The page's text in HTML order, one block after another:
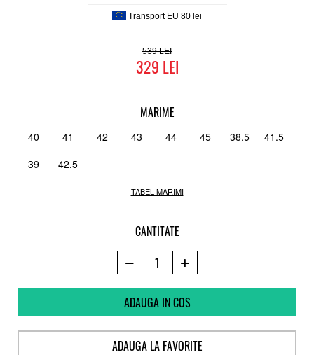
Textil cu margine asimetrica pentru protectie glezna, captuseala
Vulcanizata cu grip Geo-Hex
Transport EU 80 lei
539
329
MARIME
40 41 42 43 44 45 38.5
41.5
39
42.5
TABEL MARIMI
CANTITATE
ADAUGA IN COS
ADAUGA LA FAVORITE